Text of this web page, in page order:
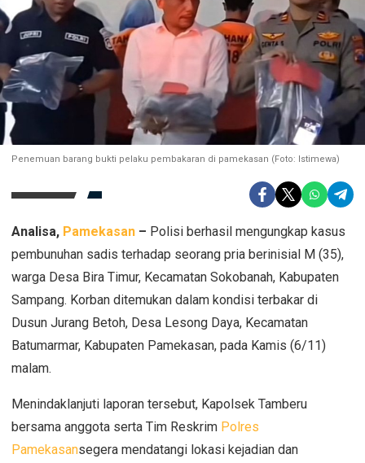
Penemuan barang bukti pelaku pembakaran di pamekasan (Foto: Istimewa)
Analisa, Pamekasan – Polisi berhasil mengungkap kasus
pembunuhan sadis terhadap seorang pria berinisial M (35),
warga Desa Bira Timur, Kecamatan Sokobanah, Kabupaten
Sampang. Korban ditemukan dalam kondisi terbakar di
Dusun Jurang Betoh, Desa Lesong Daya, Kecamatan
Batumarmar, Kabupaten Pamekasan, pada Kamis (6/11)
malam.
Menindaklanjuti laporan tersebut, Kapolsek Tamberu
bersama anggota serta Tim Reskrim Polres
Pamekasansegera mendatangi lokasi kejadian dan